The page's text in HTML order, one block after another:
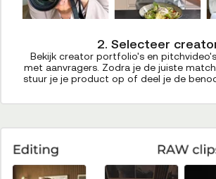
2. Selecteer
Bekijk creator portfolio's en
met aanvragers. Zodra je de juiste
stuur je je product op of deel je de